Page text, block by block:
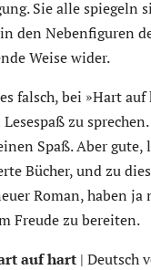
Sie alle spiegeln
den Nebenfiguren
Weise wider.
falsch, bei »Hart
zu
Spaß. Aber gute,
Bücher, und zu
Roman, haben
Freude zu bereiten.
auf hart| Deutsch